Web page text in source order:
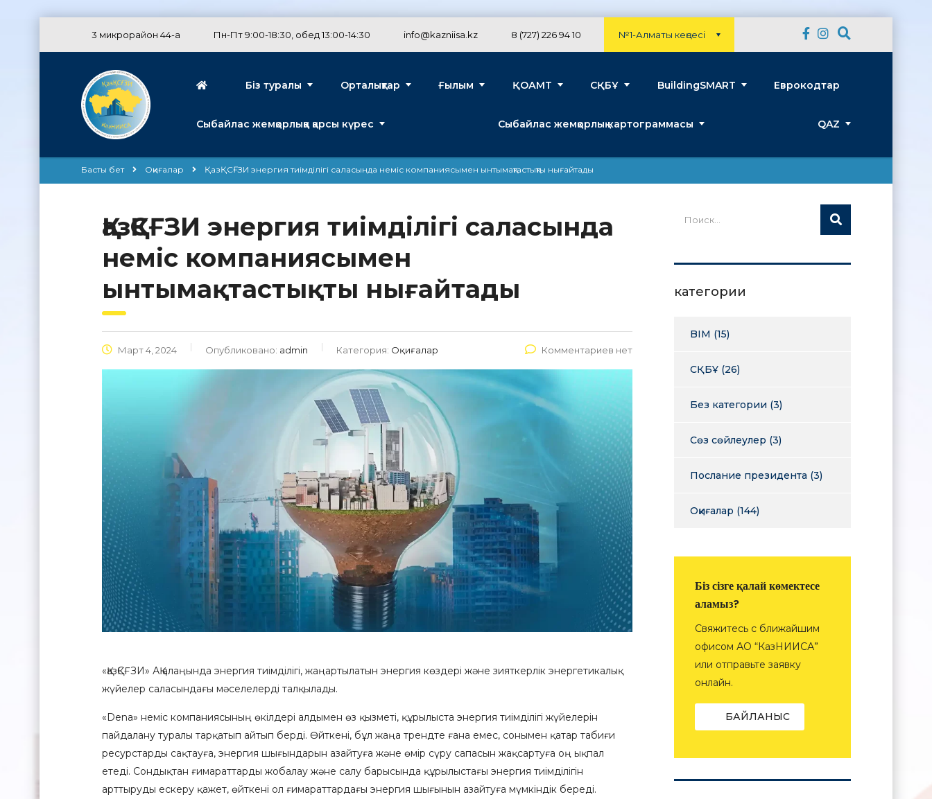
№1-Алматы кеңсесі
3 микрорайон 44-а Пн-Пт 9:00-18:30, обед 13:00-14:30 info@kazniisa.kz 8 (727) 226 94 10
Біз туралы Орталықтар Ғылым ҚОАМТ СҚБҰ BuildingSMART Еврокодтар
Сыбайлас жемқорлыққа қарсы күрес Сыбайлас жемқорлық картограммасы QAZ
Басты бет Оқиғалар ҚазҚСҒЗИ энергия тиімділігі саласында неміс компаниясымен ынтымақтастықты нығайтады
ҚазҚСҒЗИ энергия тиімділігі саласында
неміс компаниясымен
ынтымақтастықты нығайтады
Март 4, 2024 Опубликовано: admin Категория: Оқиғалар Комментариев нет
«ҚазҚСҒЗИ» АҚ алаңында энергия тиімділігі, жаңартылатын энергия көздері және зияткерлік энергетикалық
жүйелер саласындағы мәселелерді талқылады.
«Dena» неміс компаниясының өкілдері алдымен өз қызметі, құрылыста энергия тиімділігі жүйелерін
пайдалану туралы тарқатып айтып берді. Өйткені, бұл жаңа трендте ғана емес, сонымен қатар табиғи
ресурстарды сақтауға, энергия шығындарын азайтуға және өмір сүру сапасын жақсартуға оң ықпал
етеді. Сондықтан ғимараттарды жобалау және салу барысында құрылыстағы энергия тиімділігін
арттыруды ескеру қажет, өйткені ол ғимараттардағы энергия шығынын азайтуға мүмкіндік береді.
категории
BIM (15)
СҚБҰ (26)
Без категории (3)
Сөз сөйлеулер (3)
Послание президента (3)
Оқиғалар (144)
Біз сізге қалай көмектесе
аламыз?
Свяжитесь с ближайшим
офисом АО “КазНИИСА”
или отправьте заявку
онлайн.
БАЙЛАНЫС